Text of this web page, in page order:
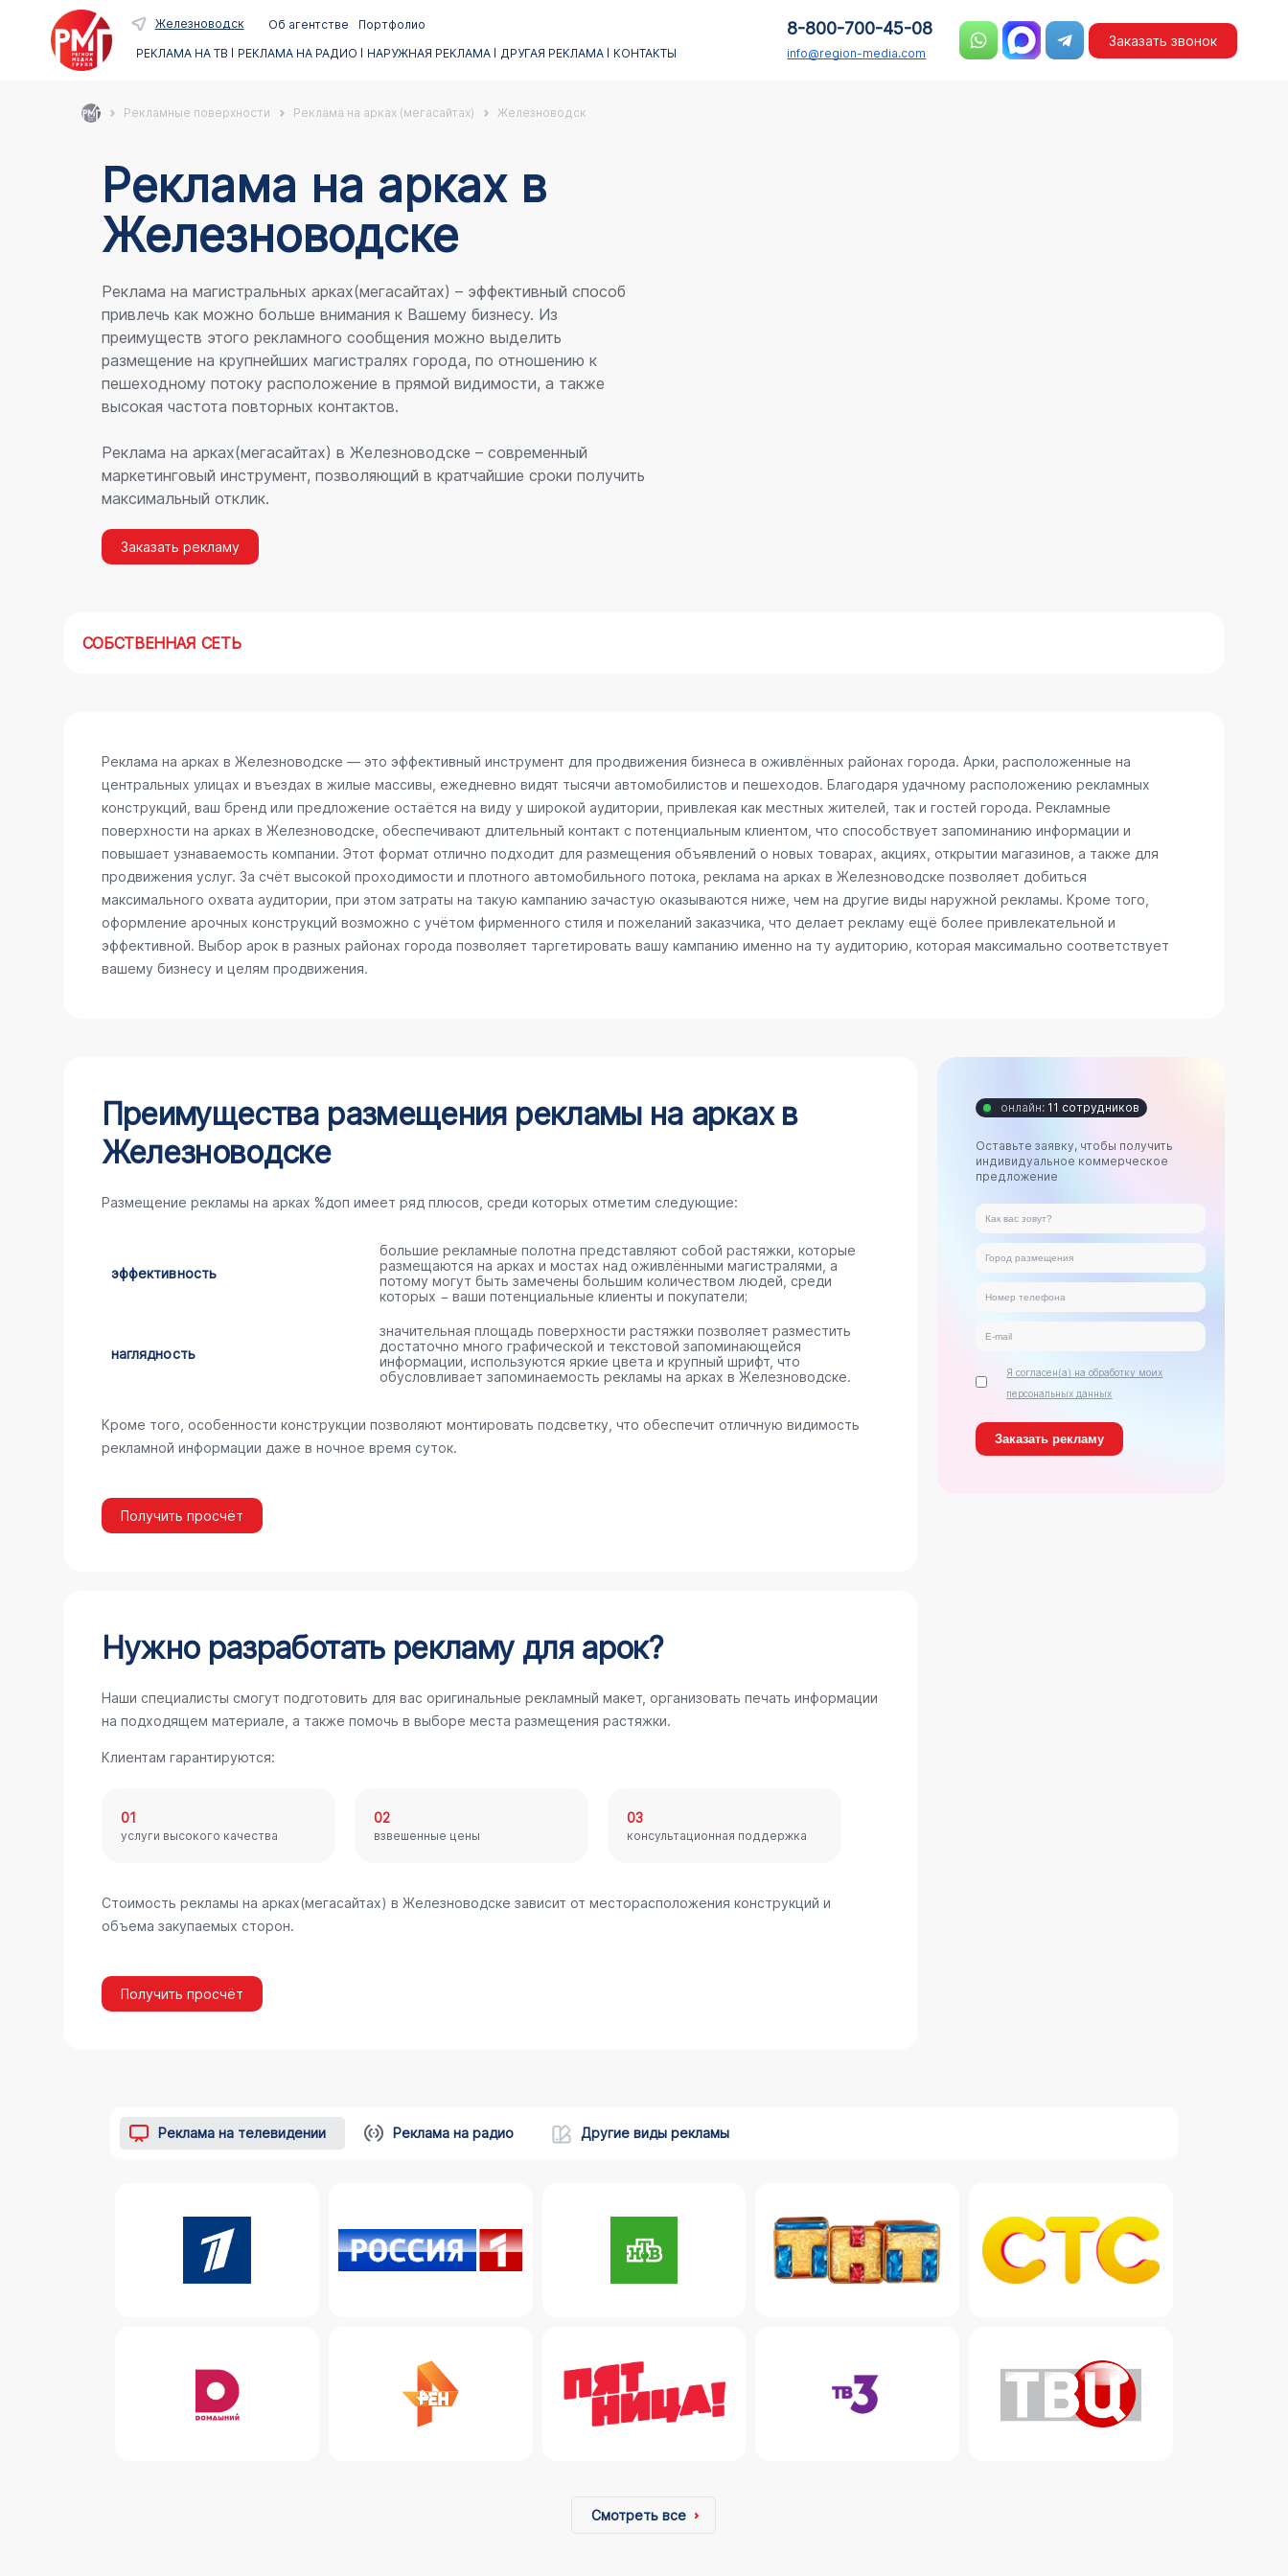
Железноводск Об агентстве
Портфолио
РЕКЛАМА НА ТВ
РЕКЛАМА НА РАДИО НАРУЖНАЯ РЕКЛАМА ДРУГАЯ РЕКЛАМА КОНТАКТЫ
8-800-700-45-08
info@region-media.com
Заказать звонок
Рекламные поверхности Реклама на арках (мегасайтах) Железноводск
Реклама на аркаx в
Железноводске
Реклама на магистральных арках(мегасайтах) – эффективный способ
привлечь как можно больше внимания к Вашему бизнесу. Из
преимуществ этого рекламного сообщения можно выделить
размещение на крупнейших магистралях города, по отношению к
пешеходному потоку расположение в прямой видимости, а также
высокая частота повторных контактов.
Реклама на арках(мегасайтах) в Железноводске – современный
маркетинговый инструмент, позволяющий в кратчайшие сроки получить
максимальный отклик.
Заказать рекламу
СОБСТВЕННАЯ СЕТЬ
Реклама на арках в Железноводске — это эффективный инструмент для продвижения бизнеса в оживлённых районах города. Арки, расположенные на
центральных улицах и въездах в жилые массивы, ежедневно видят тысячи автомобилистов и пешеходов. Благодаря удачному расположению рекламных
конструкций, ваш бренд или предложение остаётся на виду у широкой аудитории, привлекая как местных жителей, так и гостей города. Рекламные
поверхности на арках в Железноводске, обеспечивают длительный контакт с потенциальным клиентом, что способствует запоминанию информации и
повышает узнаваемость компании. Этот формат отлично подходит для размещения объявлений о новых товарах, акциях, открытии магазинов, а также для
продвижения услуг. За счёт высокой проходимости и плотного автомобильного потока, реклама на арках в Железноводске позволяет добиться
максимального охвата аудитории, при этом затраты на такую кампанию зачастую оказываются ниже, чем на другие виды наружной рекламы. Кроме того,
оформление арочных конструкций возможно с учётом фирменного стиля и пожеланий заказчика, что делает рекламу ещё более привлекательной и
эффективной. Выбор арок в разных районах города позволяет таргетировать вашу кампанию именно на ту аудиторию, которая максимально соответствует
вашему бизнесу и целям продвижения.
Преимущества размещения рекламы на арках в
Железноводске
Размещение рекламы на арках %доп имеет ряд плюсов, среди которых отметим следующие:
эффективность
большие рекламные полотна представляют собой растяжки, которые
размещаются на арках и мостах над оживлёнными магистралями, а
потому могут быть замечены большим количеством людей, среди
которых − ваши потенциальные клиенты и покупатели;
наглядность
значительная площадь поверхности растяжки позволяет разместить
достаточно много графической и текстовой запоминающейся
информации, используются яркие цвета и крупный шрифт, что
обусловливает запоминаемость рекламы на арках в Железноводске.
Кроме того, особенности конструкции позволяют монтировать подсветку, что обеспечит отличную видимость
рекламной информации даже в ночное время суток.
Получить просчёт
Нужно разработать рекламу для арок?
Наши специалисты смогут подготовить для вас оригинальные рекламный макет, организовать печать информации
на подходящем материале, а также помочь в выборе места размещения растяжки.
Клиентам гарантируются:
01
услуги высокого качества
02
взвешенные цены
03
консультационная поддержка
Стоимость рекламы на арках(мегасайтах) в Железноводске зависит от месторасположения конструкций и
объема закупаемых сторон.
Получить просчёт
онлайн: 11 сотрудников
Оставьте заявку, чтобы получить
индивидуальное коммерческое
предложение
Я согласен(а) на обработку моих
персональных данных
Реклама на телевидении Реклама на радио Другие виды рекламы
Смотреть все